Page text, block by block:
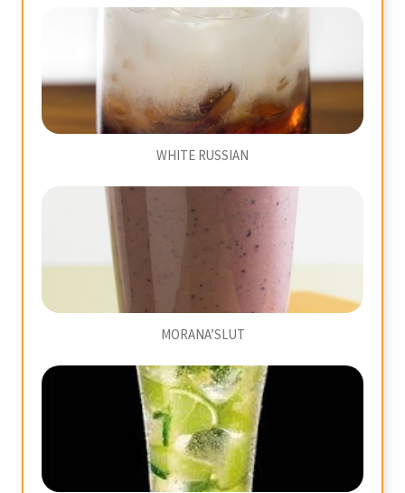
WHITE RUSSIAN
MORANA’SLUT